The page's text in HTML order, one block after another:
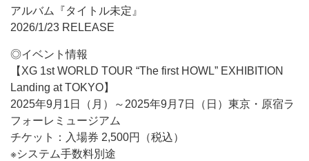
アルバム『タイトル未定』
2026/1/23 RELEASE
◎イベント情報
【XG 1st WORLD TOUR “The first HOWL” EXHIBITION
Landing at TOKYO】
2025年9月1日（月）～2025年9月7日（日）東京・原宿ラ
フォーレミュージアム
チケット：入場券 2,500円（税込）
※システム手数料別途